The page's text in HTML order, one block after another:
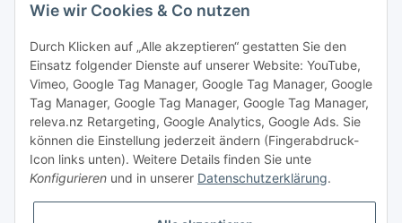
Wie wir Cookies & Co nutzen
Durch Klicken auf „Alle akzeptieren“ gestatten Sie den
Einsatz folgender Dienste auf unserer Website: YouTube,
Vimeo, Google Tag Manager, Google Tag Manager, Google
Tag Manager, Google Tag Manager, Google Tag Manager,
releva.nz Retargeting, Google Analytics, Google Ads. Sie
können die Einstellung jederzeit ändern (Fingerabdruck-
Icon links unten). Weitere Details finden Sie unte
Konfigurieren und in unserer Datenschutzerklärung.